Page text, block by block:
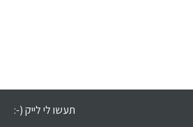
תעשו לי לייק (-: